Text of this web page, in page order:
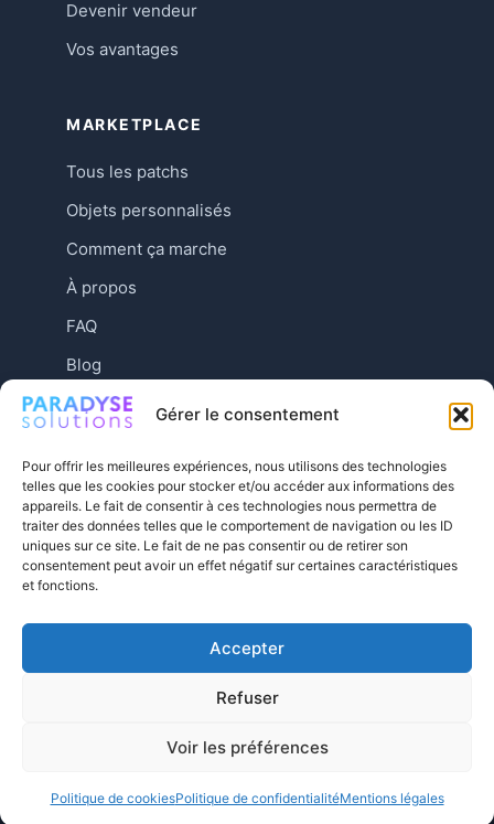
Gérer le consentement
Pour offrir les meilleures expériences, nous utilisons des technologies
telles que les cookies pour stocker et/ou accéder aux informations des
appareils. Le fait de consentir à ces technologies nous permettra de
traiter des données telles que le comportement de navigation ou les ID
uniques sur ce site. Le fait de ne pas consentir ou de retirer son
consentement peut avoir un effet négatif sur certaines caractéristiques
et fonctions.
Accepter
Refuser
Voir les préférences
Politique de cookiesPolitique de confidentialitéMentions légales
Devenir vendeur
Vos avantages
MARKETPLACE
Tous les patchs
Objets personnalisés
Comment ça marche
À propos
FAQ
Blog
Contact
Mentions légales
vente